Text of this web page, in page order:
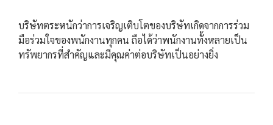
บริษัทตระหนักว่าการเจริญเติบโตของบริษัทเกิดจากการร่วม
มือร่วมใจของพนักงานทุกคน ถือได้ว่าพนักงานทั้งหลายเป็น
ทรัพยากรที่สำคัญและมีคุณค่าต่อบริษัทเป็นอย่างยิ่ง